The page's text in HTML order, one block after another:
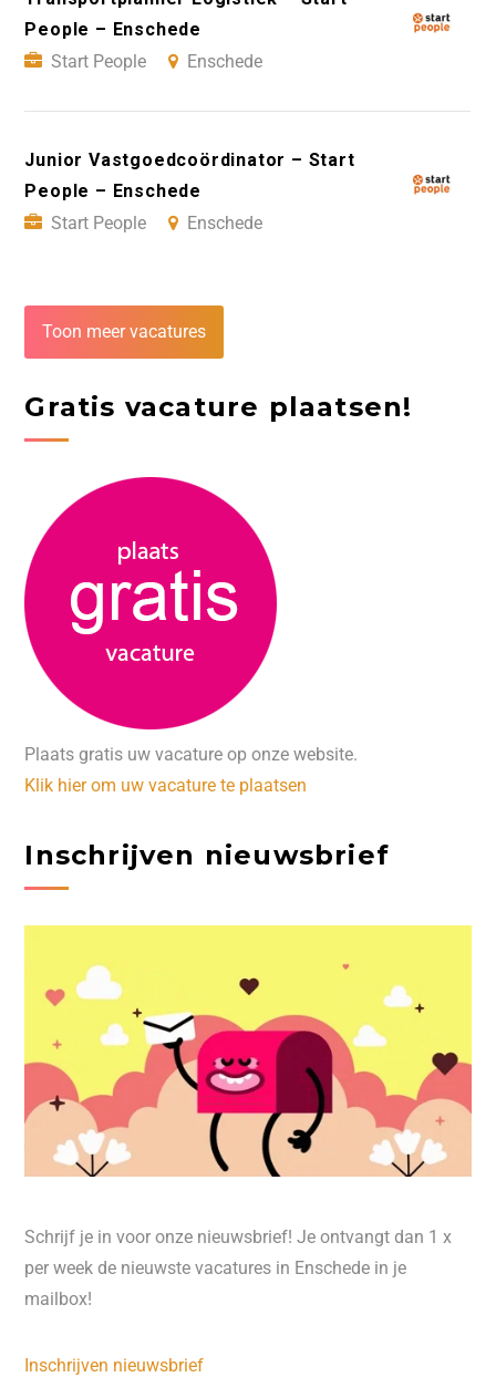
People – Enschede
Start People
Enschede
Junior Vastgoedcoördinator – Start
People – Enschede
Start People
Enschede
Toon meer vacatures
Gratis vacature plaatsen!
Plaats gratis uw vacature op onze website.
Klik hier om uw vacature te plaatsen
Inschrijven nieuwsbrief
Schrijf je in voor onze nieuwsbrief! Je ontvangt dan 1 x
per week de nieuwste vacatures in Enschede in je
mailbox!
Inschrijven nieuwsbrief